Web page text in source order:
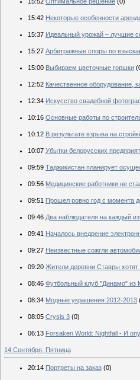
15:42 Некоторые особенности
15:37 Идеальный урожай – лучшие
15:27 Арбитражные споры по
15:00 Выбираем цветочные горшки
12:52 Качественное оборудование,
12:34 Искусство свадебной
10:16 Основные работы по
10:12 В результате взрыва на
10:07 Убытки белорусских
09:59 Таджикистан планирует
09:56 Медицинские работники не
09:51 Прошел ровно год с момента
09:46 Два наблюдателя на каждый
09:41 Началось внедрение
09:27 Неизвестные сожгли
09:20 Жители деревни Ставры хотят
08:46 Футбольный клуб "Динамо" из
08:34 Модные украшения 2012-2013
08:05 Crysis 3 (0)
06:13 Forsaken World: Nightfall - И
14 Сентября, Пятница
20:14 Портреты на заказ (0)